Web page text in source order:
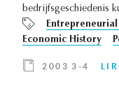
bedrijfsgeschiedenis
Economic History
2003 3-4